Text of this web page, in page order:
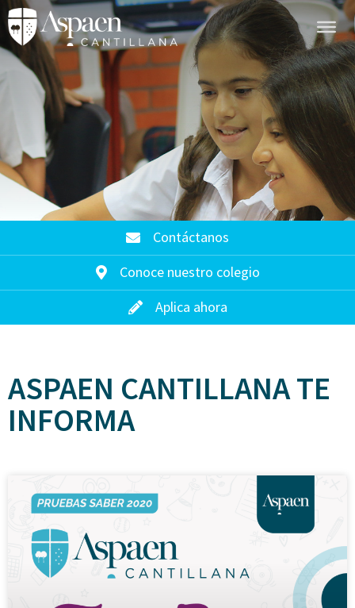
Contáctanos
Conoce nuestro colegio
Aplica ahora
ASPAEN CANTILLANA TE
INFORMA